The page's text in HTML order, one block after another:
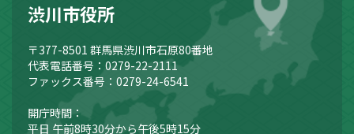
渋川市役所
〒377-8501 群馬県渋川市石原80番地
代表電話番号：0279-22-2111
ファックス番号：0279-24-6541
開庁時間：
平日 午前8時30分から午後5時15分